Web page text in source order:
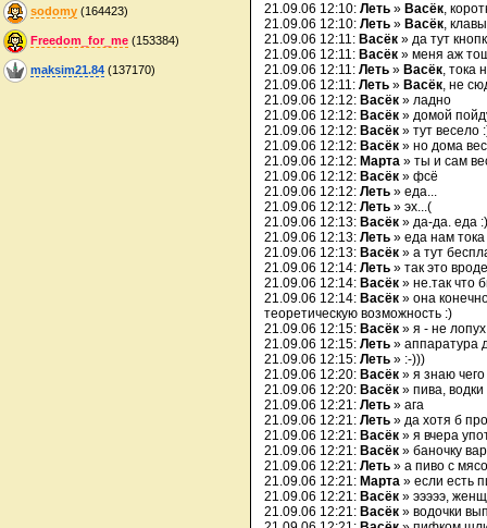
sodomy (164423)
Freedom_for_me (153384)
maksim21.84 (137170)
21.09.06 12:10: Леть » Васёк,
21.09.06 12:10: Леть » Васёк,
21.09.06 12:11: Васёк » да тут
21.09.06 12:11: Васёк » меня аж
21.09.06 12:11: Леть » Васёк, тока
21.09.06 12:11: Леть » Васёк, не
21.09.06 12:12: Васёк » ладно
21.09.06 12:12: Васёк » домой
21.09.06 12:12: Васёк » тут весело
21.09.06 12:12: Васёк » но дома
21.09.06 12:12: Марта » ты и сам
21.09.06 12:12: Васёк » фсё
21.09.06 12:12: Леть » еда...
21.09.06 12:12: Леть » эх...(
21.09.06 12:13: Васёк » да-да. еда :)
21.09.06 12:13: Леть » еда нам
21.09.06 12:13: Васёк » а тут
21.09.06 12:14: Леть » так это
21.09.06 12:14: Васёк » не.так что
21.09.06 12:14: Васёк » она
теоретическую возможность :)
21.09.06 12:15: Васёк » я - не
21.09.06 12:15: Леть » аппаратура
21.09.06 12:15: Леть » :-)))
21.09.06 12:20: Васёк » я знаю
21.09.06 12:20: Васёк » пива,
21.09.06 12:21: Леть » ага
21.09.06 12:21: Леть » да хотя б
21.09.06 12:21: Васёк » я вчера
21.09.06 12:21: Васёк » баночку
21.09.06 12:21: Леть » а пиво с
21.09.06 12:21: Марта » если есть
21.09.06 12:21: Васёк » эээээ,
21.09.06 12:21: Васёк » водочки